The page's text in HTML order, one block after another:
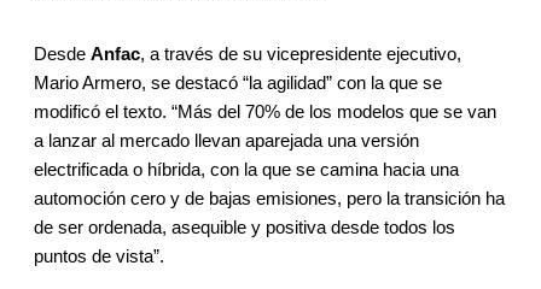
Desde Anfac, a través de su vicepresidente ejecutivo,
Mario Armero, se destacó “la agilidad” con la que se
modificó el texto. “Más del 70% de los modelos que se van
a lanzar al mercado llevan aparejada una versión
electrificada o híbrida, con la que se camina hacia una
automoción cero y de bajas emisiones, pero la transición ha
de ser ordenada, asequible y positiva desde todos los
puntos de vista”.